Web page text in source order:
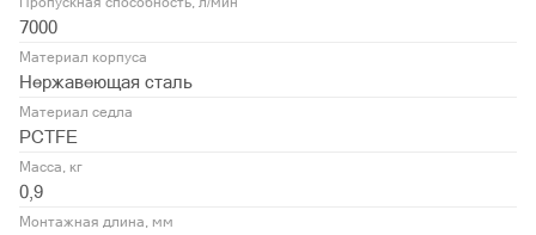
7000
Материал корпуса
Нержавеющая сталь
Материал седла
PCTFE
Масса, кг
0,9
Монтажная длина, мм